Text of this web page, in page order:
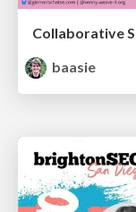
baasie